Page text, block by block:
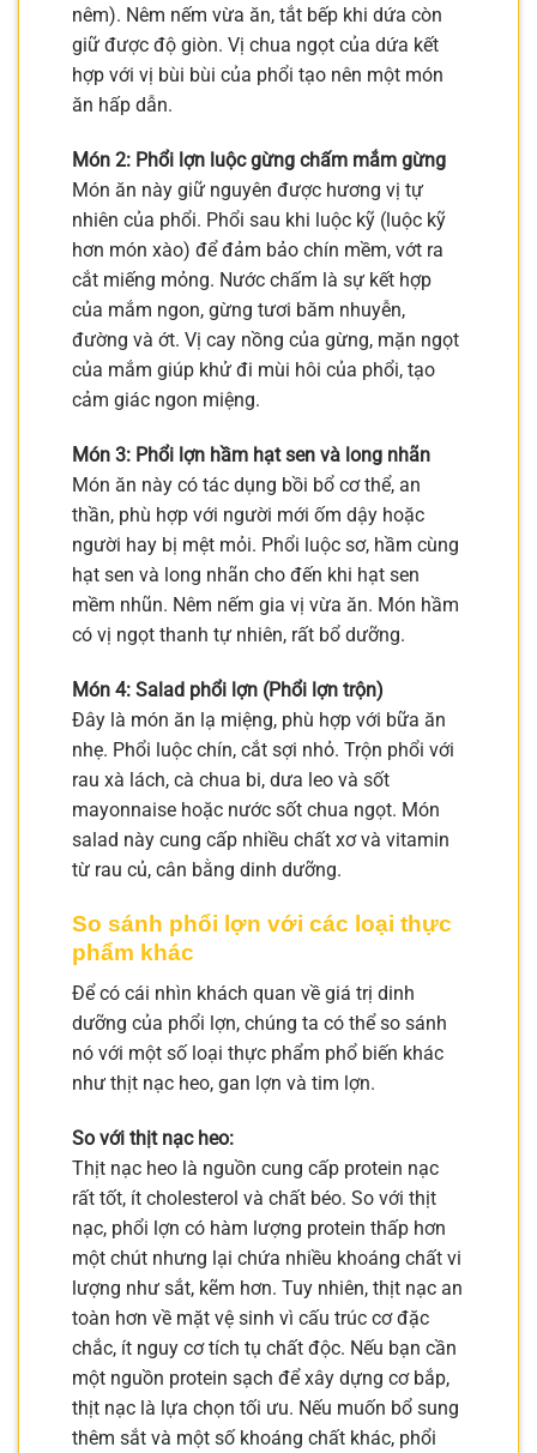
nêm). Nêm nếm vừa ăn, tắt bếp khi dứa còn
giữ được độ giòn. Vị chua ngọt của dứa kết
hợp với vị bùi bùi của phổi tạo nên một món
ăn hấp dẫn.
Món 2: Phổi lợn luộc gừng chấm mắm gừng
Món ăn này giữ nguyên được hương vị tự
nhiên của phổi. Phổi sau khi luộc kỹ (luộc kỹ
hơn món xào) để đảm bảo chín mềm, vớt ra
cắt miếng mỏng. Nước chấm là sự kết hợp
của mắm ngon, gừng tươi băm nhuyễn,
đường và ớt. Vị cay nồng của gừng, mặn ngọt
của mắm giúp khử đi mùi hôi của phổi, tạo
cảm giác ngon miệng.
Món 3: Phổi lợn hầm hạt sen và long nhãn
Món ăn này có tác dụng bồi bổ cơ thể, an
thần, phù hợp với người mới ốm dậy hoặc
người hay bị mệt mỏi. Phổi luộc sơ, hầm cùng
hạt sen và long nhãn cho đến khi hạt sen
mềm nhũn. Nêm nếm gia vị vừa ăn. Món hầm
có vị ngọt thanh tự nhiên, rất bổ dưỡng.
Món 4: Salad phổi lợn (Phổi lợn trộn)
Đây là món ăn lạ miệng, phù hợp với bữa ăn
nhẹ. Phổi luộc chín, cắt sợi nhỏ. Trộn phổi với
rau xà lách, cà chua bi, dưa leo và sốt
mayonnaise hoặc nước sốt chua ngọt. Món
salad này cung cấp nhiều chất xơ và vitamin
từ rau củ, cân bằng dinh dưỡng.
So sánh phổi lợn với các loại thực
phẩm khác
Để có cái nhìn khách quan về giá trị dinh
dưỡng của phổi lợn, chúng ta có thể so sánh
nó với một số loại thực phẩm phổ biến khác
như thịt nạc heo, gan lợn và tim lợn.
So với thịt nạc heo:
Thịt nạc heo là nguồn cung cấp protein nạc
rất tốt, ít cholesterol và chất béo. So với thịt
nạc, phổi lợn có hàm lượng protein thấp hơn
một chút nhưng lại chứa nhiều khoáng chất vi
lượng như sắt, kẽm hơn. Tuy nhiên, thịt nạc an
toàn hơn về mặt vệ sinh vì cấu trúc cơ đặc
chắc, ít nguy cơ tích tụ chất độc. Nếu bạn cần
một nguồn protein sạch để xây dựng cơ bắp,
thịt nạc là lựa chọn tối ưu. Nếu muốn bổ sung
thêm sắt và một số khoáng chất khác, phổi